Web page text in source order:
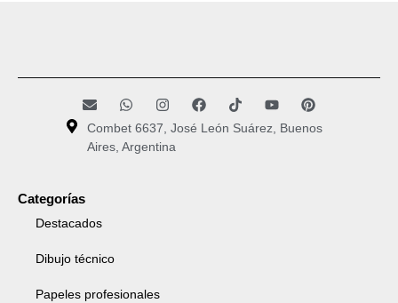
Combet 6637, José León Suárez, Buenos
Aires, Argentina
Categorías
Destacados
Dibujo técnico
Papeles profesionales